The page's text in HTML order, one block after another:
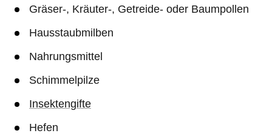
Gräser-, Kräuter-, Getreide- oder Baumpollen
Hausstaubmilben
Nahrungsmittel
Schimmelpilze
Insektengifte
Hefen